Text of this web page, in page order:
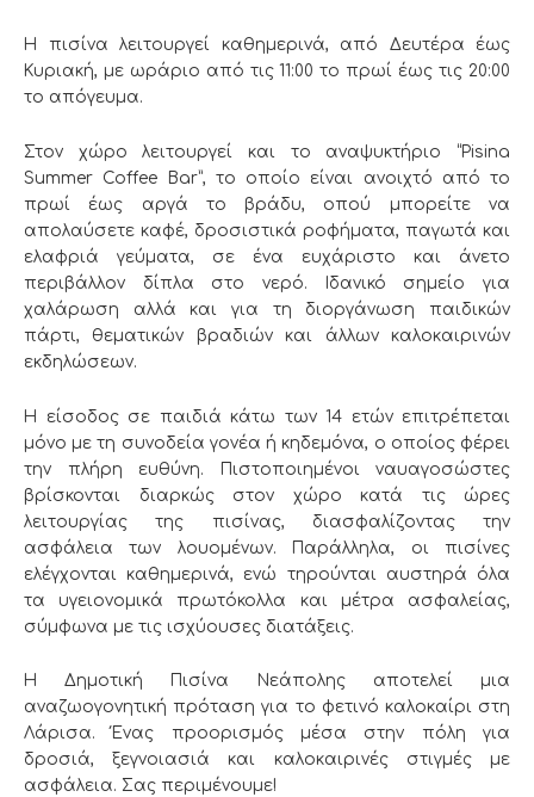
Η πισίνα λειτουργεί καθημερινά, από Δευτέρα έως
Κυριακή, με ωράριο από τις 11:00 το πρωί έως τις 20:00
το απόγευμα.
Στον χώρο λειτουργεί και το αναψυκτήριο “Pisina
Summer Coffee Bar”, το οποίο είναι ανοιχτό από το
πρωί έως αργά το βράδυ, οπού μπορείτε να
απολαύσετε καφέ, δροσιστικά ροφήματα, παγωτά και
ελαφριά γεύματα, σε ένα ευχάριστο και άνετο
περιβάλλον δίπλα στο νερό. Iδανικό σημείο για
χαλάρωση αλλά και για τη διοργάνωση παιδικών
πάρτι, θεματικών βραδιών και άλλων καλοκαιρινών
εκδηλώσεων.
Η είσοδος σε παιδιά κάτω των 14 ετών επιτρέπεται
μόνο με τη συνοδεία γονέα ή κηδεμόνα, ο οποίος φέρει
την πλήρη ευθύνη. Πιστοποιημένοι ναυαγοσώστες
βρίσκονται διαρκώς στον χώρο κατά τις ώρες
λειτουργίας της πισίνας, διασφαλίζοντας την
ασφάλεια των λουομένων. Παράλληλα, οι πισίνες
ελέγχονται καθημερινά, ενώ τηρούνται αυστηρά όλα
τα υγειονομικά πρωτόκολλα και μέτρα ασφαλείας,
σύμφωνα με τις ισχύουσες διατάξεις.
Η Δημοτική Πισίνα Νεάπολης αποτελεί μια
αναζωογονητική πρόταση για το φετινό καλοκαίρι στη
Λάρισα. Ένας προορισμός μέσα στην πόλη για
δροσιά, ξεγνοιασιά και καλοκαιρινές στιγμές με
ασφάλεια. Σας περιμένουμε!